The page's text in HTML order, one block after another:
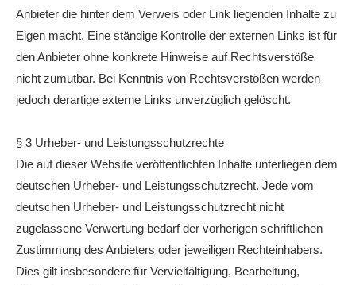
Anbieter die hinter dem Verweis oder Link liegenden Inhalte zu
Eigen macht. Eine ständige Kontrolle der externen Links ist für
den Anbieter ohne konkrete Hinweise auf Rechtsverstöße
nicht zumutbar. Bei Kenntnis von Rechtsverstößen werden
jedoch derartige externe Links unverzüglich gelöscht.
§ 3 Urheber- und Leistungsschutzrechte
Die auf dieser Website veröffentlichten Inhalte unterliegen dem
deutschen Urheber- und Leistungsschutzrecht. Jede vom
deutschen Urheber- und Leistungsschutzrecht nicht
zugelassene Verwertung bedarf der vorherigen schriftlichen
Zustimmung des Anbieters oder jeweiligen Rechteinhabers.
Dies gilt insbesondere für Vervielfältigung, Bearbeitung,